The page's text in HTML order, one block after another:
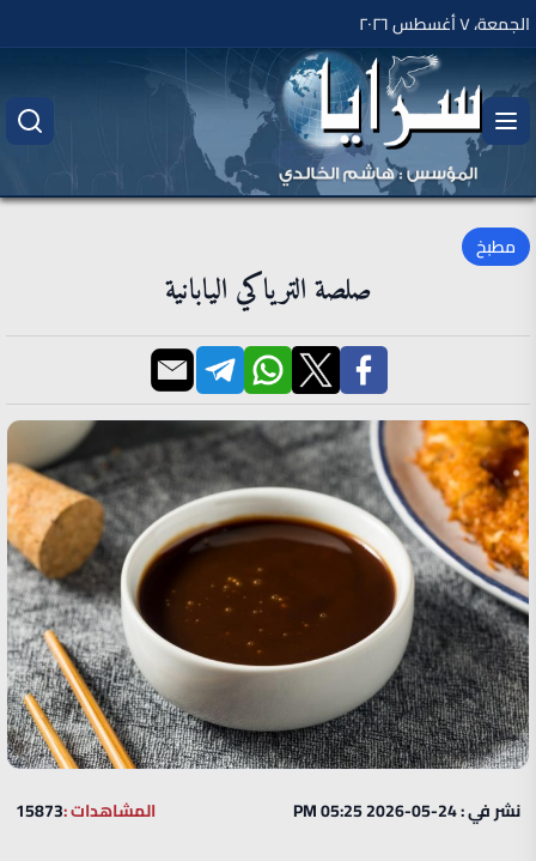
الجمعة، ٧ أغسطس ٢٠٢٦
مطبخ
صلصة الترياكي اليابانية
نشر في : 24-05-2026 05:25 PM المشاهدات :15873